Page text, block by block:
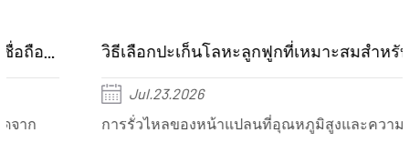
วิธีเลือกปะเก็นโลหะลูกฟูกที่เหมาะสมสำหรับงานอุตสาหกรรม
Jul.23.2026
การรั่วไหลของหน้าแปลนที่อุณหภูมิสูงและความดันมัก